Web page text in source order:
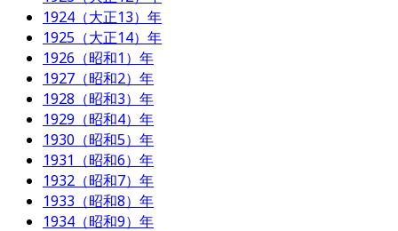
1924（大正13）年
1925（大正14）年
1926（昭和1）年
1927（昭和2）年
1928（昭和3）年
1929（昭和4）年
1930（昭和5）年
1931（昭和6）年
1932（昭和7）年
1933（昭和8）年
1934（昭和9）年